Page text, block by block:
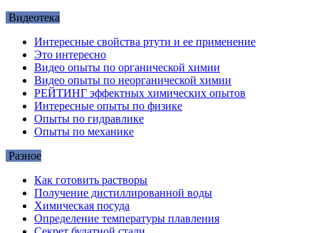
Видеотека
Интересные свойства ртути и ее применение
Это интересно
Видео опыты по органической химии
Видео опыты по неорганической химии
РЕЙТИНГ эффектных химических опытов
Интересные опыты по физике
Опыты по гидравлике
Опыты по механике
Разное
Как готовить растворы
Получение дистиллированной воды
Химическая посуда
Определение температуры плавления